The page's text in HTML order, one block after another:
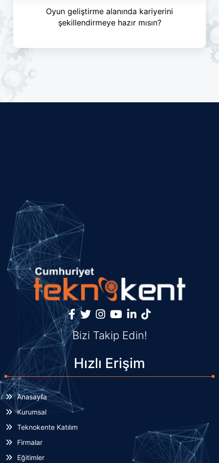
Oyun geliştirme alanında kariyerini
şekillendirmeye hazır mısın?
Bizi Takip Edin!
Hızlı Erişim
Anasayfa
Kurumsal
Teknokente Katılım
Firmalar
Eğitimler